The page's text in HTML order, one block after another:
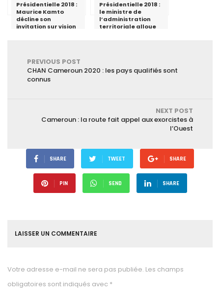
Présidentielle 2018 :
Maurice Kamto
décline son
invitation sur vision
Présidentielle 2018 :
le ministre de
l’administration
territoriale alloue
PREVIOUS POST
CHAN Cameroun 2020 : les pays qualifiés sont
connus
NEXT POST
Cameroun : la route fait appel aux exorcistes à
l’Ouest
SHARE TWEET SHARE
PIN SEND SHARE
LAISSER UN COMMENTAIRE
Votre adresse e-mail ne sera pas publiée. Les champs
obligatoires sont indiqués avec *